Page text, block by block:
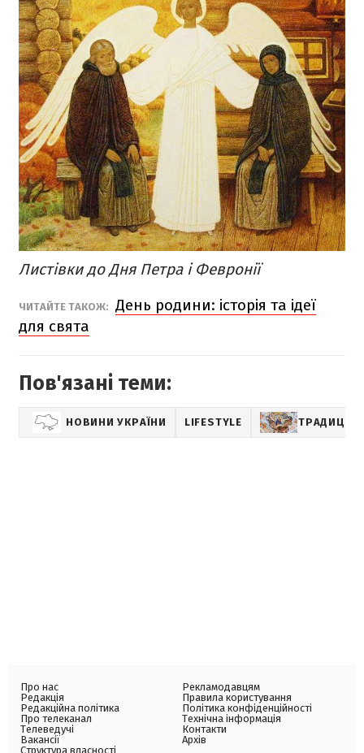
Листівки до Дня Петра і Февронії
ЧИТАЙТЕ ТАКОЖ: День родини: історія та ідеї
для свята
Пов'язані теми:
НОВИНИ УКРАЇНИ LIFESTYLE ТРАДИЦІЇ
Про нас
Редакція
Редакційна політика
Про телеканал
Телеведучі
Вакансії
Структура власності
Рекламодавцям
Правила користування
Політика конфіденційності
Технічна інформація
Контакти
Архів